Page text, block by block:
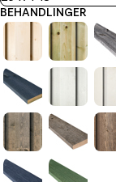
BEHANDLINGER